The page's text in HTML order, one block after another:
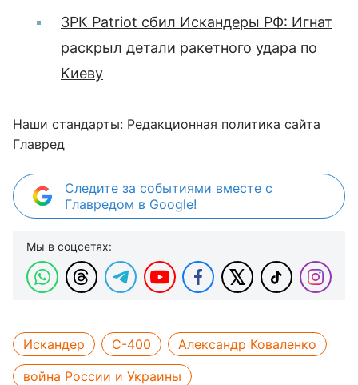
ЗРК Patriot сбил Искандеры РФ: Игнат
раскрыл детали ракетного удара по
Киеву
Наши стандарты: Редакционная политика сайта
Главред
Следите за событиями вместе с
Главредом в Google!
Мы в соцсетях:
Искандер С-400
Александр Коваленко
война России и Украины